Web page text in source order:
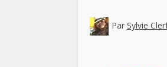
Par Sylvie